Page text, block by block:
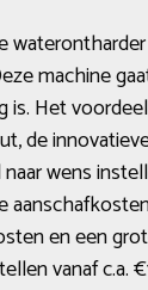
machine
Het
de
wens
en een
vanaf c.a.